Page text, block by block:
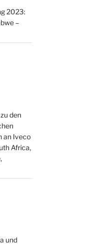
2023:
–
den
an Iveco
Africa,
und